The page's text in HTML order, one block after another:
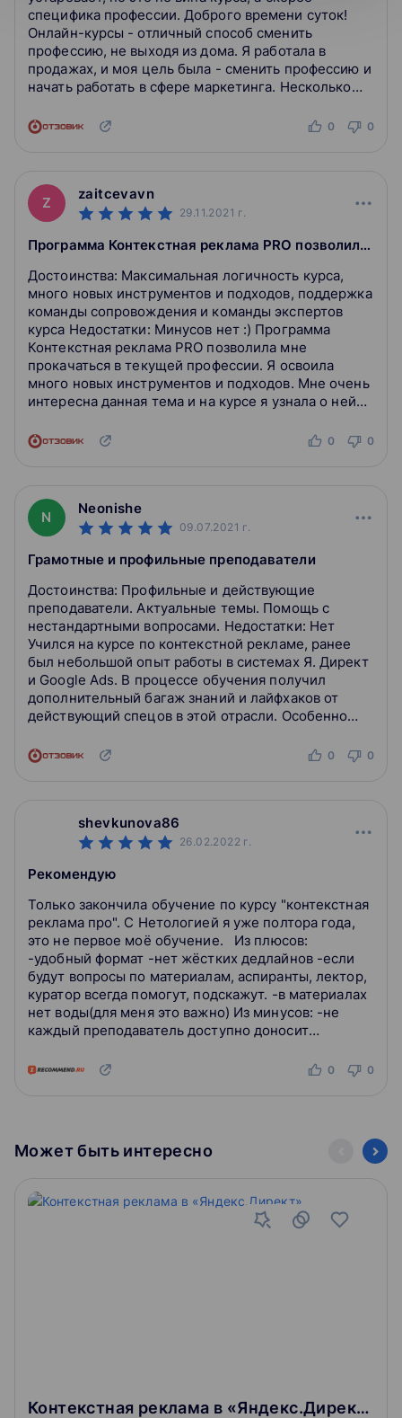
специфика профессии. Доброго времени суток!
Онлайн-курсы - отличный способ сменить
профессию, не выходя из дома. Я работала в
продажах, и моя цель была - сменить профессию и
начать работать в сфере маркетинга. Несколько
пройти...
0 0
Z
zaitcevavn
29.11.2021 г.
Программа Контекстная реклама PRO позволила мне прокачаться в текущей профессии
Достоинства: Максимальная логичность курса,
много новых инструментов и подходов, поддержка
команды сопровождения и команды экспертов
курса Недостатки: Минусов нет :) Программа
Контекстная реклама PRO позволила мне
прокачаться в текущей профессии. Я освоила
много новых инструментов и подходов. Мне очень
интересна данная тема и на курсе я узнала о ней
0 0
N
Neonishe
09.07.2021 г.
Грамотные и профильные преподаватели
Достоинства: Профильные и действующие
преподаватели. Актуальные темы. Помощь с
нестандартными вопросами. Недостатки: Нет
Учился на курсе по контекстной рекламе, ранее
был небольшой опыт работы в системах Я. Директ
и Google Ads. В процессе обучения получил
дополнительный багаж знаний и лайфхаков от
действующий спецов в этой отрасли. Особенно
Очень помог...
0 0
shevkunova86
26.02.2022 г.
Рекомендую
Только закончила обучение по курсу "контекстная
реклама про". С Нетологией я уже полтора года,
это не первое моё обучение. Из плюсов:
-удобный формат -нет жёстких дедлайнов -если
будут вопросы по материалам, аспиранты, лектор,
куратор всегда помогут, подскажут. -в материалах
нет воды(для меня это важно) Из минусов: -не
каждый преподаватель доступно доносит
0 0
Может быть интересно
Контекстная реклама в «Яндекс.Директ»